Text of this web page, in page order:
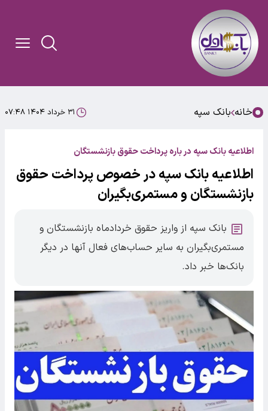
خانه بانک سپه ۳۱ خرداد ۱۴۰۴ ۰۷:۴۸
اطلاعیه بانک سپه در باره پرداخت حقوق بازنشستگان
اطلاعیه بانک سپه در خصوص پرداخت حقوق
بازنشستگان و مستمری‌بگیران
بانک سپه از واریز حقوق خردادماه بازنشستگان و
مستمری‌بگیران به سایر حساب‌های فعال آنها در دیگر
بانک‌ها خبر داد.